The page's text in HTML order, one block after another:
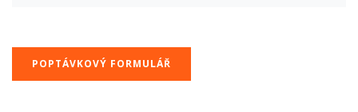
POPTÁVKOVÝ FORMULÁŘ